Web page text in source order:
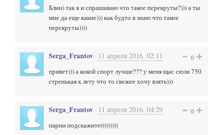
Блин) так я и спрашиваю что такое перекруты?))) а ты
мне да еще какие))) как будто я знаю что такое
перекруты))))
Serga_Frantov 11 апреля 2016, 02:11 0
привет))) а кокой спорт лучше??? у меня щас сюзи 750
стренькая к лету что то свежее хочу взять)))
Serga_Frantov 11 апреля 2016, 04:29 0
парни подскажите(((((((((